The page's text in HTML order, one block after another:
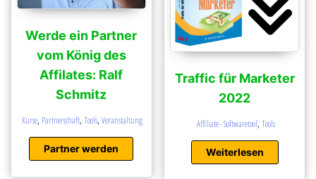
Werde ein Partner
vom König des
Affilates: Ralf
Schmitz
Kurse, Partnerschaft,Tools,Veranstaltung
Partner werden
Traffic für Marketer
2022
Affiliate - Softwaretool,Tools
Weiterlesen